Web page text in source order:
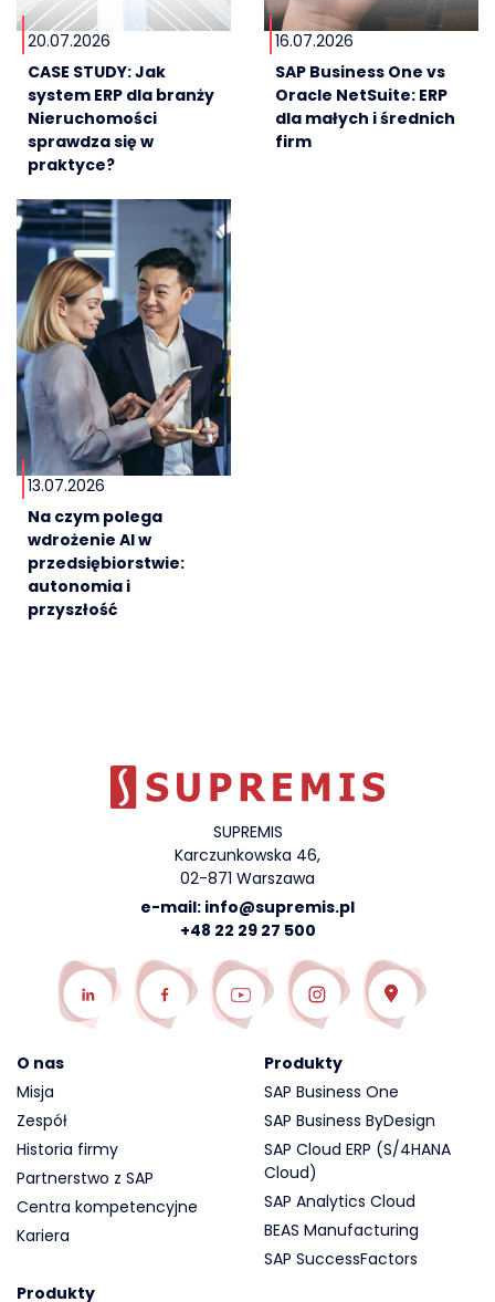
20.07.2026
CASE STUDY: Jak
system ERP dla branży
Nieruchomości
sprawdza się w
praktyce?
16.07.2026
SAP Business One vs
Oracle NetSuite: ERP
dla małych i średnich
firm
13.07.2026
Na czym polega
wdrożenie AI w
przedsiębiorstwie:
autonomia i
przyszłość
SUPREMIS
Karczunkowska 46,
02-871 Warszawa
e-mail: info@supremis.pl
+48 22 29 27 500
O nas
Misja
Zespół
Historia firmy
Partnerstwo z SAP
Centra kompetencyjne
Kariera
Produkty
SAP Business One
SAP Business ByDesign
SAP Cloud ERP (S/4HANA
Cloud)
SAP Analytics Cloud
BEAS Manufacturing
SAP SuccessFactors
Produkty